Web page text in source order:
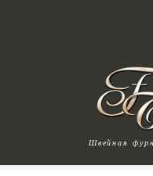
Швейная